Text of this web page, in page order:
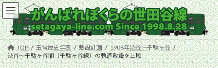
コ
ン
テ
ン
ツ
へ
ス
ナ
ビ
ゲ
ー
シ
ョ
ン
TOP 玉電歴史年表 敷設計画
1906年渋谷〜千駄ヶ谷
渋谷〜千駄ヶ谷間（千駄ヶ谷線）の軌道敷設を出願